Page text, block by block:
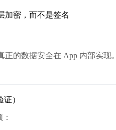
加密，而不是签名
的数据安全在 App 内部实现。
）